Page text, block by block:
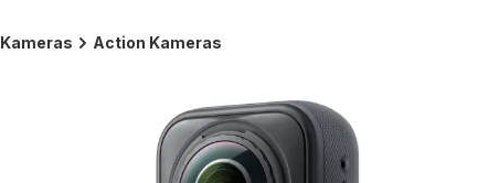
Kameras Action Kameras